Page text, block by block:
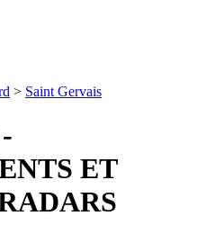
> Saint Gervais
ET